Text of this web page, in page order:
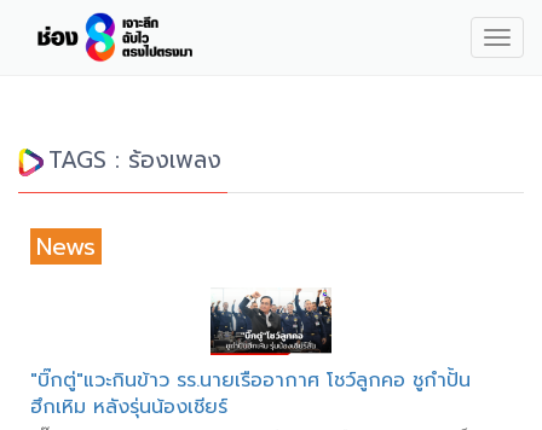
TAGS : ร้องเพลง
News
"บิ๊กตู่"แวะกินข้าว รร.นายเรืออากาศ โชว์ลูกคอ ชูกำปั้น
ฮึกเหิม หลังรุ่นน้องเชียร์